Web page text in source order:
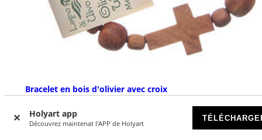
Holyart app
Découvrez maintenat l'APP de Holyart
Bracelet en bois d'olivier avec croix